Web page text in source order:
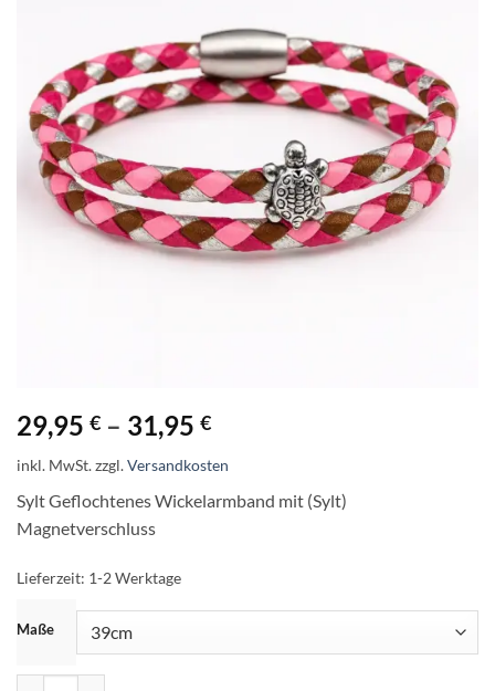
29,95 € – 31,95 €
inkl. MwSt.zzgl.Versandkosten
Sylt Geflochtenes Wickelarmband mit (Sylt)
Magnetverschluss
Lieferzeit: 1-2 Werktage
Maße